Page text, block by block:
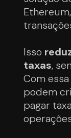
Isso
taxas,
Com
podem
pagar